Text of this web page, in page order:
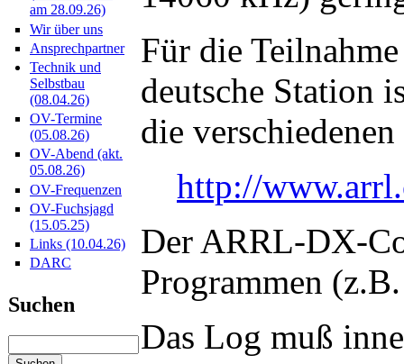
am 28.09.26)
Wir über uns
Ansprechpartner
Technik und
Selbstbau
(08.04.26)
OV-Termine
(05.08.26)
OV-Abend (akt.
05.08.26)
OV-Frequenzen
OV-Fuchsjagd
(15.05.25)
Links (10.04.26)
DARC
Suchen
Für die
deutsche Station
die
http://
Der ARRL-DX-
Programmen
Das Log muß